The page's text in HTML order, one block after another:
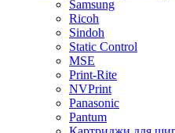
Samsung
Ricoh
Sindoh
Static Control
MSE
Print-Rite
NVPrint
Panasonic
Pantum